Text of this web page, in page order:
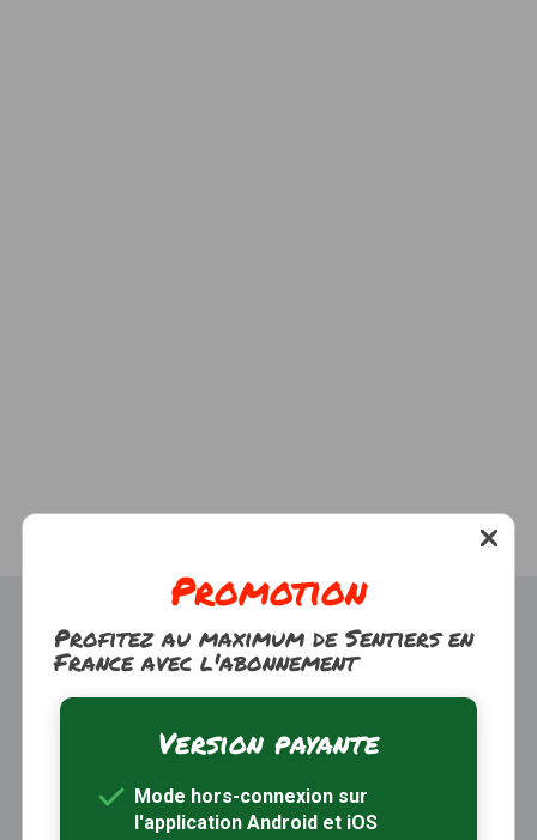
Trouver une randonnée À propos
Inscription / Connexion
Promotion
Profitez au maximum de Sentiers en
France avec l'abonnement
Version payante
Mode hors-connexion sur
l'application Android et iOS